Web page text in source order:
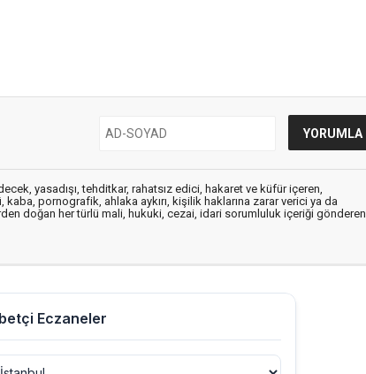
yasadışı, tehditkar, rahatsız edici, hakaret ve küfür içeren,
kaba, pornografik, ahlaka aykırı, kişilik haklarına zarar verici ya da
doğan her türlü mali, hukuki, cezai, idari sorumluluk içeriği gönderen